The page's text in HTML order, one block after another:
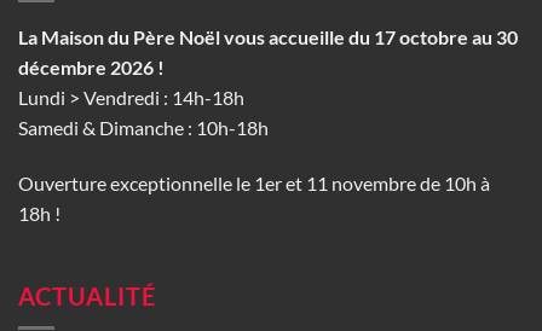
La Maison du Père Noël vous accueille du 17 octobre au 30
décembre 2026 !
Lundi > Vendredi : 14h-18h
Samedi & Dimanche : 10h-18h
Ouverture exceptionnelle le 1er et 11 novembre de 10h à
18h !
ACTUALITÉ